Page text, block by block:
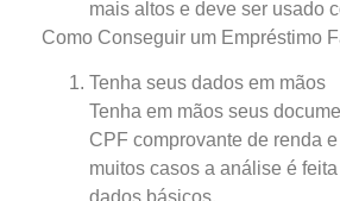
mais altos e deve ser usado
Como Conseguir um Empréstimo
Tenha seus dados em mãos
Tenha em mãos seus
CPF comprovante de renda
muitos casos a análise é
dados básicos.